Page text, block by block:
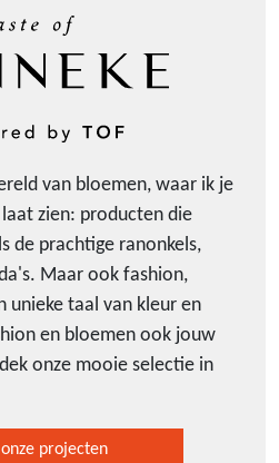
van bloemen, waar ik je
zien: producten die
de prachtige ranonkels,
Maar ook fashion,
unieke taal van kleur en
en bloemen ook jouw
onze mooie selectie in
projecten